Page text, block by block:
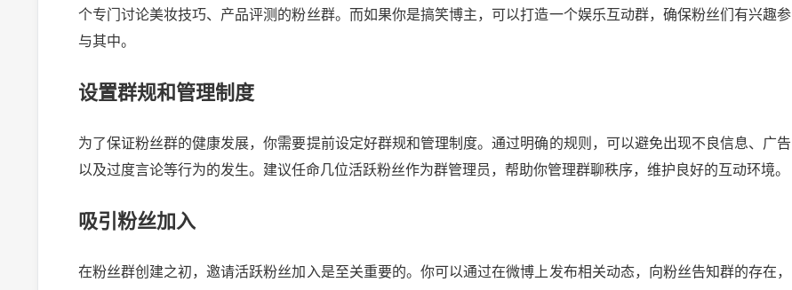
个专门讨论美妆技巧、产品评测的粉丝群。而如果你是搞笑博主，可以打造一个娱乐互动群，确保粉丝们有兴趣参
与其中。
设置群规和管理制度
为了保证粉丝群的健康发展，你需要提前设定好群规和管理制度。通过明确的规则，可以避免出现不良信息、广告
以及过度言论等行为的发生。建议任命几位活跃粉丝作为群管理员，帮助你管理群聊秩序，维护良好的互动环境。
吸引粉丝加入
在粉丝群创建之初，邀请活跃粉丝加入是至关重要的。你可以通过在微博上发布相关动态，向粉丝告知群的存在，